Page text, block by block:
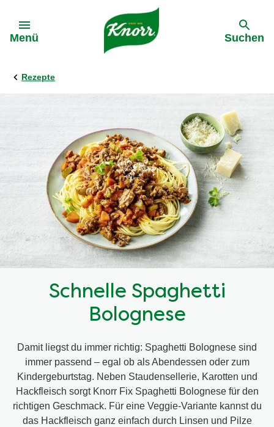
Menü Suchen
Rezepte
Schnelle Spaghetti
Bolognese
Damit liegst du immer richtig: Spaghetti Bolognese sind
immer passend – egal ob als Abendessen oder zum
Kindergeburtstag. Neben Staudensellerie, Karotten und
Hackfleisch sorgt Knorr Fix Spaghetti Bolognese für den
richtigen Geschmack. Für eine Veggie-Variante kannst du
das Hackfleisch ganz einfach durch Linsen und Pilze